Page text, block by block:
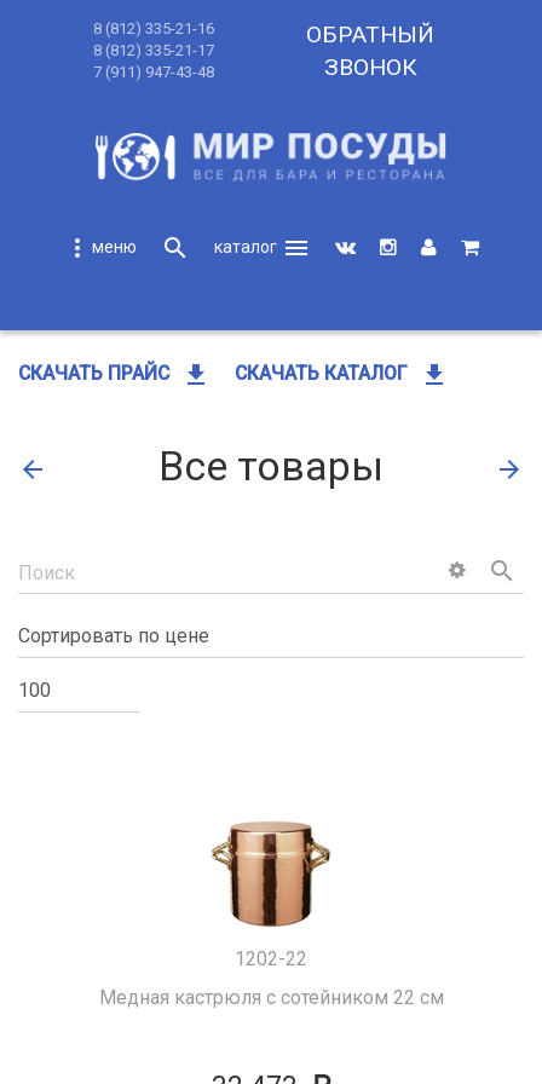
8 (812) 335-21-16
8 (812) 335-21-17
7 (911) 947-43-48
ОБРАТНЫЙ
ЗВОНОК
more_vert search
menu
СКАЧАТЬ ПРАЙС get_app СКАЧАТЬ КАТАЛОГ get_app
arrow_back Все товары arrow_forward
search
1202-22
Медная кастрюля с сотейником 22 см